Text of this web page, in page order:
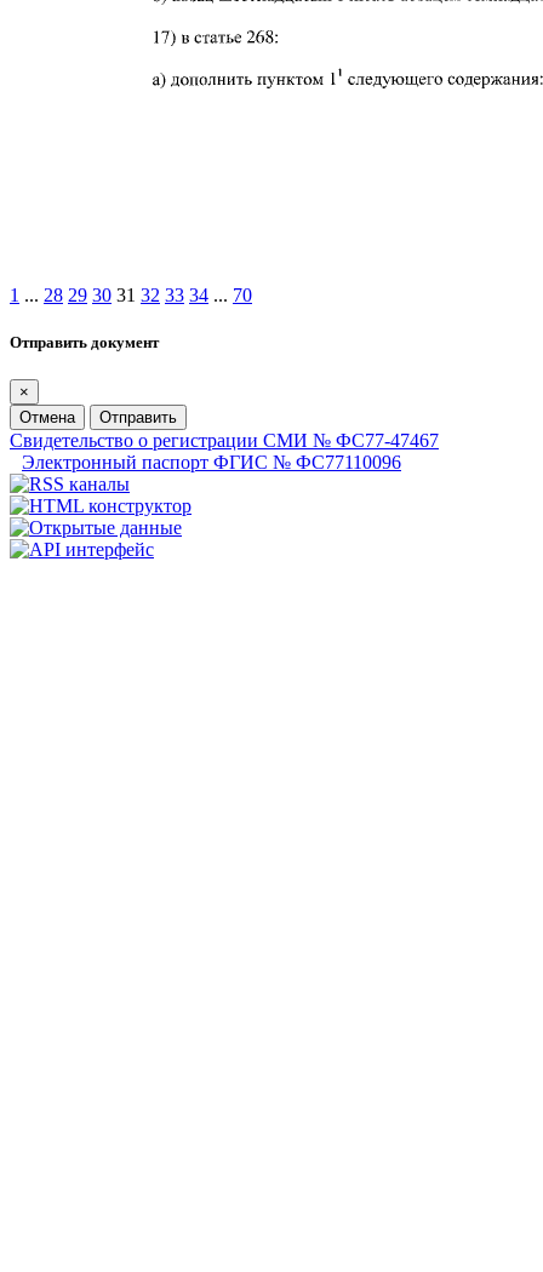
1 ... 28 29 30 31 32 33 34 ... 70
Отправить документ
×
Отмена
Отправить
Свидетельство о регистрации СМИ № ФС77-47467
Электронный паспорт ФГИС № ФС77110096